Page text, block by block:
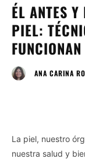
ÉL ANTES
PIEL:
FUNCIONAN
ANA CARINA
La piel, nuestro
nuestra salud y